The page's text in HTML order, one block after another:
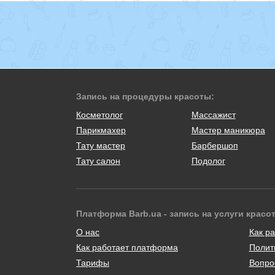
Запись на процедуры красоты:
Косметолог
Массажист
Парикмахер
Мастер маникюра
Тату мастер
Барбершоп
Тату салон
Подолог
Платформа Barb.ua - запись на услуги
О нас
Как работает платформа
Тарифы
Как